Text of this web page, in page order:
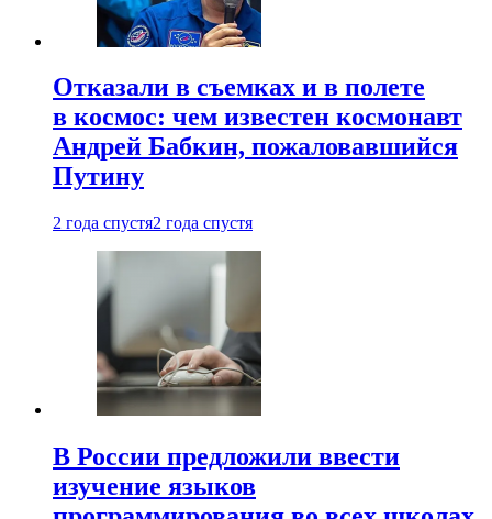
Отказали в съемках и в полете
в космос: чем известен космонавт
Андрей Бабкин, пожаловавшийся
Путину
2 года спустя2 года спустя
В России предложили ввести
изучение языков